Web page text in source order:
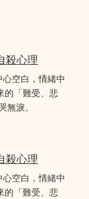
殺心理
空白，情緒中
的「難受、悲
淚。
殺心理
空白，情緒中
的「難受、悲